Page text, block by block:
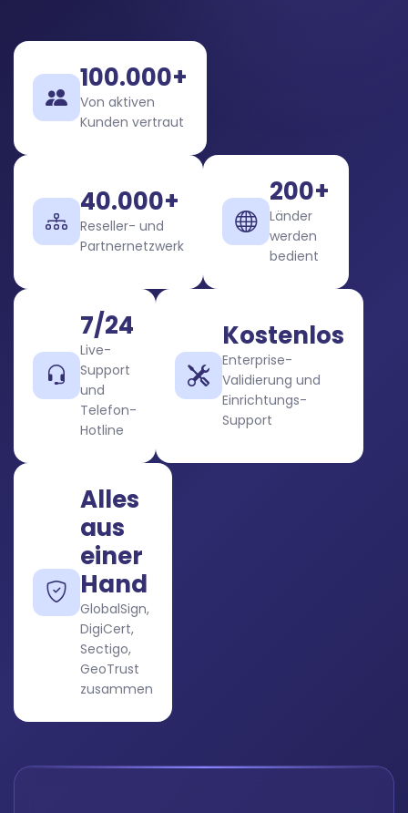
100.000+
Von aktiven
Kunden vertraut
40.000+
Reseller- und
Partnernetzwerk
200+
Länder
werden
bedient
7/24
Live-
Support
und
Telefon-
Hotline
Kostenlos
Enterprise-
Validierung und
Einrichtungs-
Support
Alles
aus
einer
Hand
GlobalSign,
DigiCert,
Sectigo,
GeoTrust
zusammen